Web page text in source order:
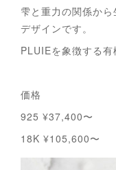
雫と重力の関係か
デザインです。
PLUIEを象徴する有
価格
925 ¥37,400〜
18K ¥105,600〜